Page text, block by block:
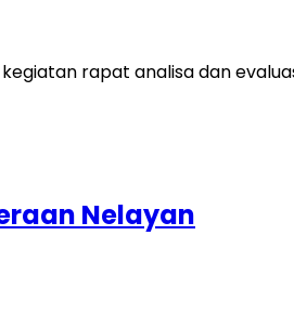
rapat analisa dan
Nelayan